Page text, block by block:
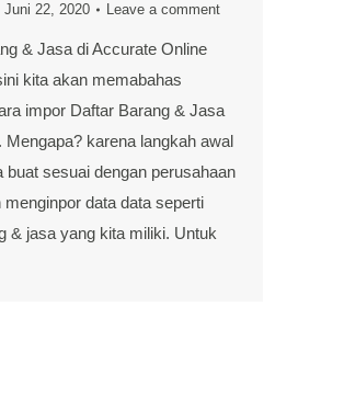
Juni 22, 2020 Leave a comment
& Jasa di Accurate Online
kita akan memabahas
impor Daftar Barang & Jasa
Mengapa? karena langkah awal
buat sesuai dengan perusahaan
menginpor data data seperti
& jasa yang kita miliki. Untuk